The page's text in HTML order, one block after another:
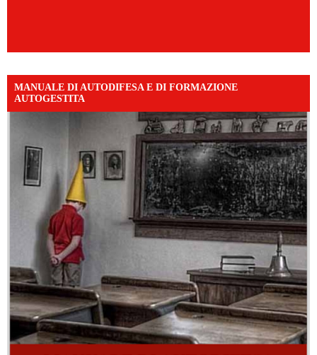
MANUALE DI AUTODIFESA E DI FORMAZIONE
AUTOGESTITA